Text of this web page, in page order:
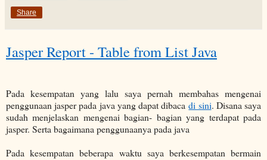
Share
Jasper Report - Table from List Java
Pada kesempatan yang lalu saya pernah membahas mengenai
penggunaan jasper pada java yang dapat dibacadi sini. Disana saya
sudah menjelaskan mengenai bagian- bagian yang terdapat pada
jasper. Serta bagaimana penggunaanya pada java
Pada kesempatan beberapa waktu saya berkesempatan bermain